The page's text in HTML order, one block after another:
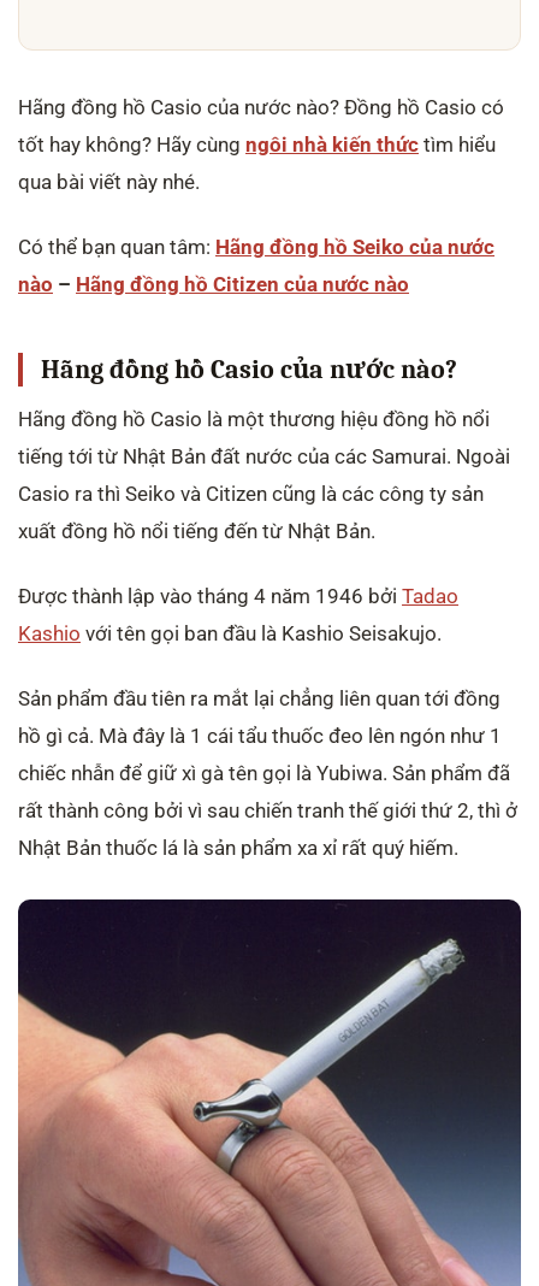
Hãng đồng hồ Casio của nước nào? Đồng hồ Casio có
tốt hay không? Hãy cùng ngôi nhà kiến thức tìm hiểu
qua bài viết này nhé.
Có thể bạn quan tâm: Hãng đồng hồ Seiko của nước
nào – Hãng đồng hồ Citizen của nước nào
Hãng đồng hồ Casio của nước nào?
Hãng đồng hồ Casio là một thương hiệu đồng hồ nổi
tiếng tới từ Nhật Bản đất nước của các Samurai. Ngoài
Casio ra thì Seiko và Citizen cũng là các công ty sản
xuất đồng hồ nổi tiếng đến từ Nhật Bản.
Được thành lập vào tháng 4 năm 1946 bởi Tadao
Kashio với tên gọi ban đầu là Kashio Seisakujo.
Sản phẩm đầu tiên ra mắt lại chẳng liên quan tới đồng
hồ gì cả. Mà đây là 1 cái tẩu thuốc đeo lên ngón như 1
chiếc nhẫn để giữ xì gà tên gọi là Yubiwa. Sản phẩm đã
rất thành công bởi vì sau chiến tranh thế giới thứ 2, thì ở
Nhật Bản thuốc lá là sản phẩm xa xỉ rất quý hiếm.